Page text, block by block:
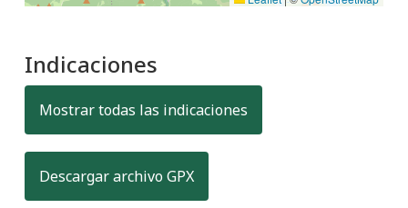
Indicaciones
Mostrar todas las indicaciones
Descargar archivo GPX, formato para transferir datos